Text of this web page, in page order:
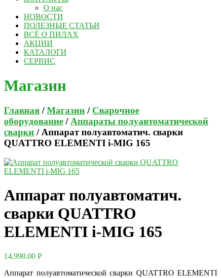
О нас
НОВОСТИ
ПОЛЕЗНЫЕ СТАТЬИ
ВСЁ О ПИЛАХ
АКЦИИ
КАТАЛОГИ
СЕРВИС
Магазин
Главная /Магазин / Сварочное
оборудование /Аппараты полуавтоматической
сварки / Аппарат полуавтоматич. сварки
QUATTRO ELEMENTI i-MIG 165
Аппарат полуавтоматич.
сварки QUATTRO
ELEMENTI i-MIG 165
14,990.00 Р
Аппарат полуавтоматической сварки QUATTRO ELEMENTI